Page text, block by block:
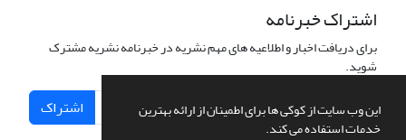
این وب سایت از کوکی ها برای اطمینان از ارائه بهترین
خدمات استفاده می کند.
اشتراک خبرنامه
برای دریافت اخبار و اطلاعیه های مهم نشریه در خبرنامه نشریه مشترک
شوید.
اشتراک